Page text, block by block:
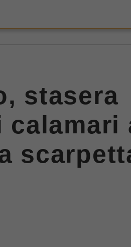
stasera
calamari